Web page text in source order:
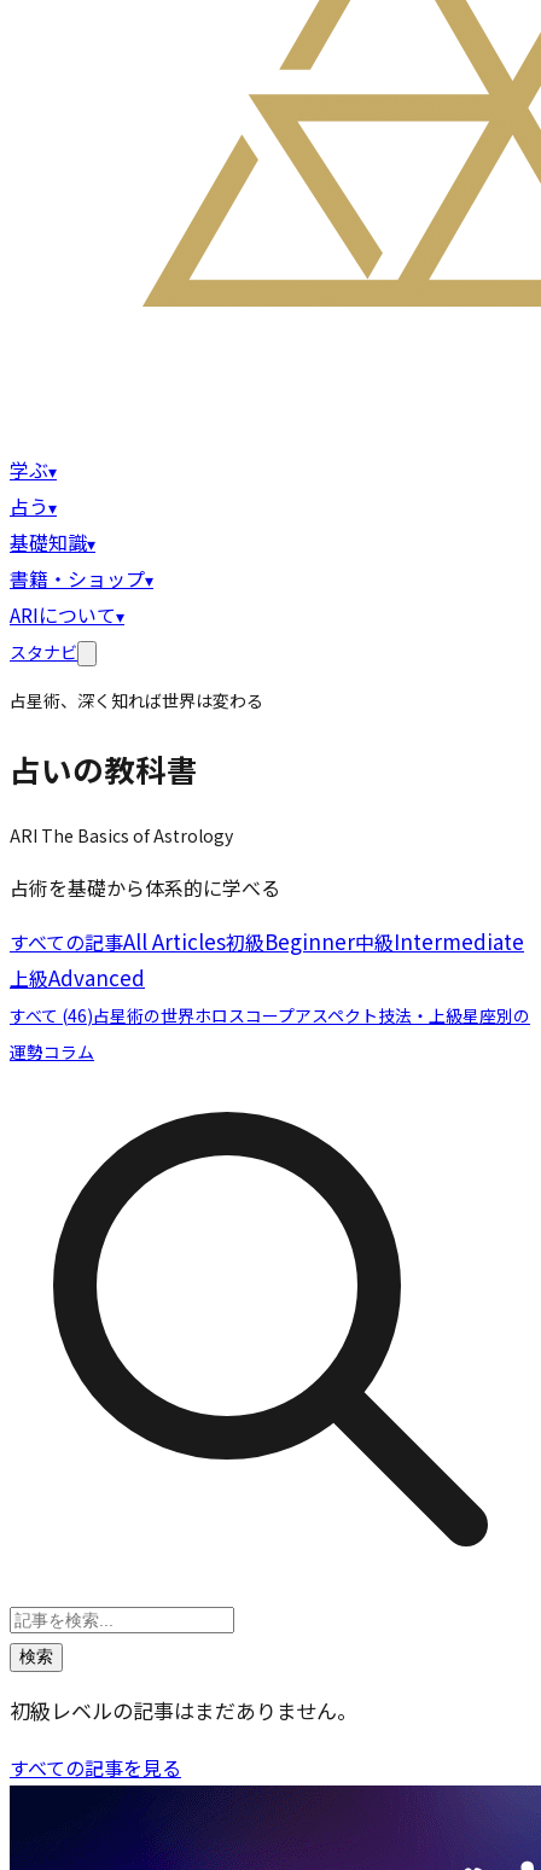
学ぶ▾
占う▾
基礎知識▾
書籍・ショップ▾
ARIについて▾
スタナビ
占星術、深く知れば世界は変わる
占いの教科書
ARI The Basics of Astrology
占術を基礎から体系的に学べる
すべての記事All Articles初級Beginner中級Intermediate
上級Advanced
すべて (46)占星術の世界ホロスコープアスペクト技法・上級星座別の
運勢コラム
検索
初級レベルの記事はまだありません。
すべての記事を見る